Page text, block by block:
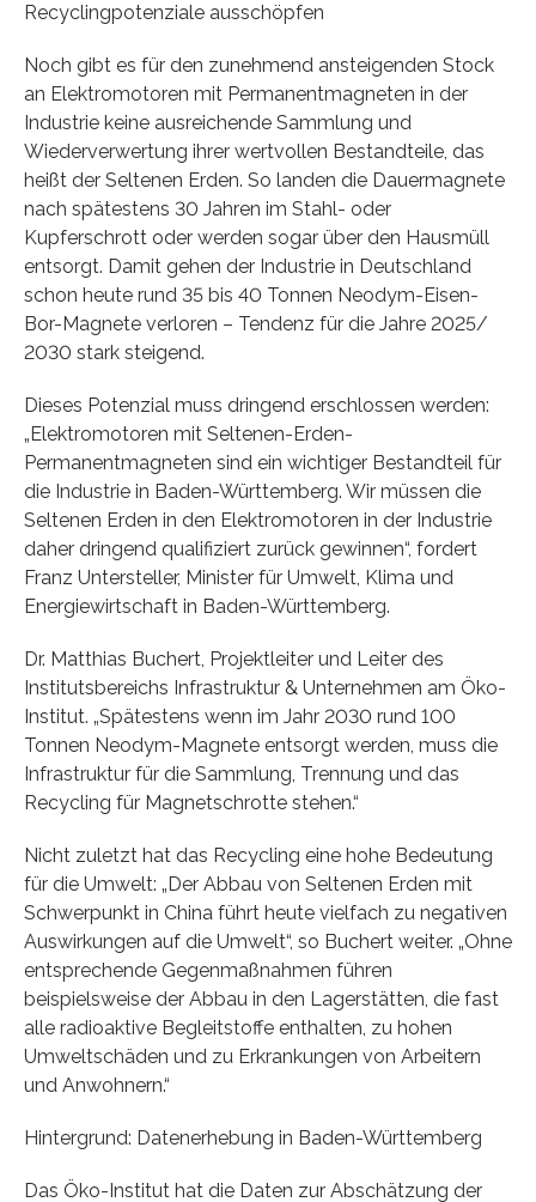
Recyclingpotenziale ausschöpfen
Noch gibt es für den zunehmend ansteigenden Stock
an Elektromotoren mit Permanentmagneten in der
Industrie keine ausreichende Sammlung und
Wiederverwertung ihrer wertvollen Bestandteile, das
heißt der Seltenen Erden. So landen die Dauermagnete
nach spätestens 30 Jahren im Stahl- oder
Kupferschrott oder werden sogar über den Hausmüll
entsorgt. Damit gehen der Industrie in Deutschland
schon heute rund 35 bis 40 Tonnen Neodym-Eisen-
Bor-Magnete verloren – Tendenz für die Jahre 2025/
2030 stark steigend.
Dieses Potenzial muss dringend erschlossen werden:
„Elektromotoren mit Seltenen-Erden-
Permanentmagneten sind ein wichtiger Bestandteil für
die Industrie in Baden-Württemberg. Wir müssen die
Seltenen Erden in den Elektromotoren in der Industrie
daher dringend qualifiziert zurück gewinnen“, fordert
Franz Untersteller, Minister für Umwelt, Klima und
Energiewirtschaft in Baden-Württemberg.
Dr. Matthias Buchert, Projektleiter und Leiter des
Institutsbereichs Infrastruktur & Unternehmen am Öko-
Institut. „Spätestens wenn im Jahr 2030 rund 100
Tonnen Neodym-Magnete entsorgt werden, muss die
Infrastruktur für die Sammlung, Trennung und das
Recycling für Magnetschrotte stehen.“
Nicht zuletzt hat das Recycling eine hohe Bedeutung
für die Umwelt: „Der Abbau von Seltenen Erden mit
Schwerpunkt in China führt heute vielfach zu negativen
Auswirkungen auf die Umwelt“, so Buchert weiter. „Ohne
entsprechende Gegenmaßnahmen führen
beispielsweise der Abbau in den Lagerstätten, die fast
alle radioaktive Begleitstoffe enthalten, zu hohen
Umweltschäden und zu Erkrankungen von Arbeitern
und Anwohnern.“
Hintergrund: Datenerhebung in Baden-Württemberg
Das Öko-Institut hat die Daten zur Abschätzung der